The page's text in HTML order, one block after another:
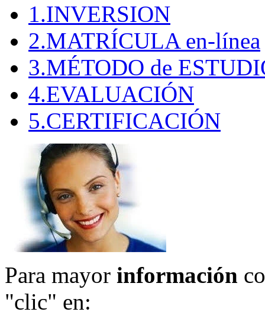
1.INVERSION
2.MATRÍCULA en-línea
3.MÉTODO de
4.EVALUACIÓN
5.CERTIFICACIÓN
Para mayor información
"clic" en: